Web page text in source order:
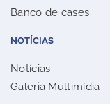
Banco de cases
NOTÍCIAS
Notícias
Galeria Multimídia